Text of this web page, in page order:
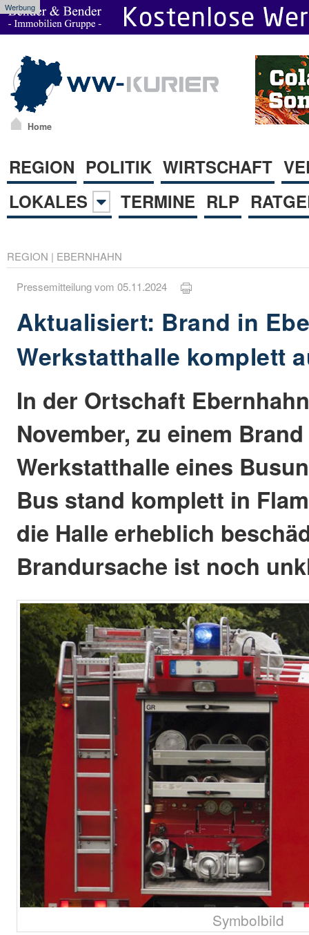
Werbung
Home
REGION POLITIK WIRTSCHAFT
LOKALES
TERMINE RLP
REGION | EBERNHAHN
Pressemitteilung vom 05.11.2024
Aktualisiert: Brand in
Werkstatthalle komplett
In der Ortschaft
November, zu einem
Werkstatthalle eines
Bus stand komplett in
die Halle erheblich
Brandursache ist noch
Symbolbild